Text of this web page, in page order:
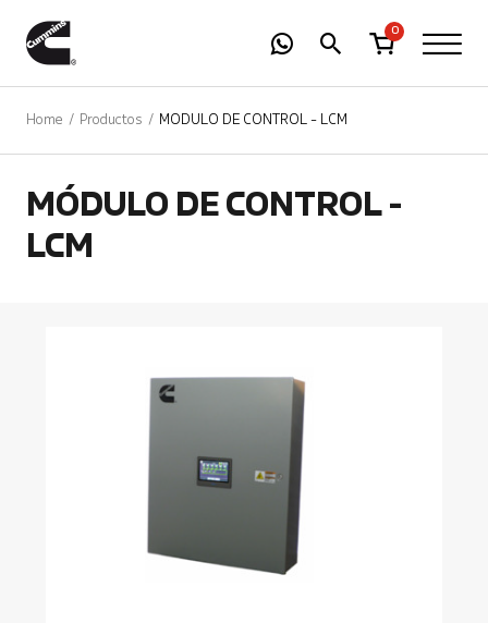
0
Home Productos MÓDULO DE CONTROL - LCM
MÓDULO DE CONTROL -
LCM